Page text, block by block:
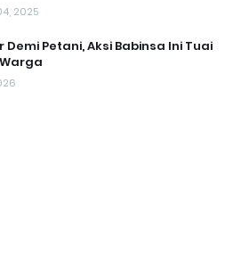
2025
Demi Petani, Aksi Babinsa Ini Tuai